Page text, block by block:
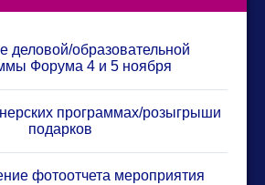
деловой/образовательной
Форума 4 и 5 ноября
программах/розыгрыши
подарков
фотоотчета мероприятия